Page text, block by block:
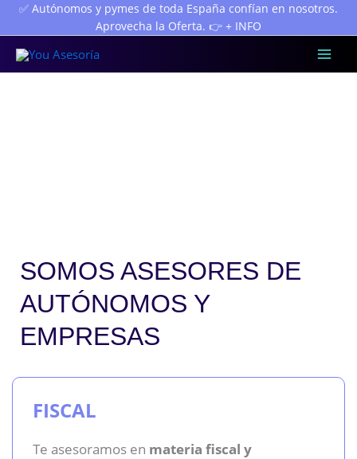
contenido
✅ Autónomos y pymes de toda España confían en nosotros.
Aprovecha la Oferta. 👉 + INFO
Main
SOMOS ASESORES DE
AUTÓNOMOS Y
EMPRESAS
FISCAL
Te asesoramos en materia fiscal y